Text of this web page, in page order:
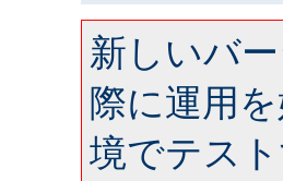
新しいバ
際に運用
境でテス